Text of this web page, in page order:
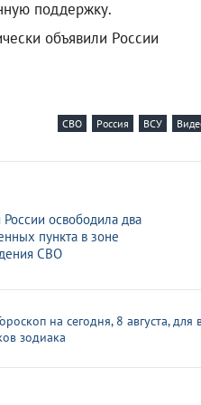
поддержку.
объявили России
СВО Россия ВСУ
освободила два
пункта в зоне
СВО
на сегодня, 8 августа, для
зодиака